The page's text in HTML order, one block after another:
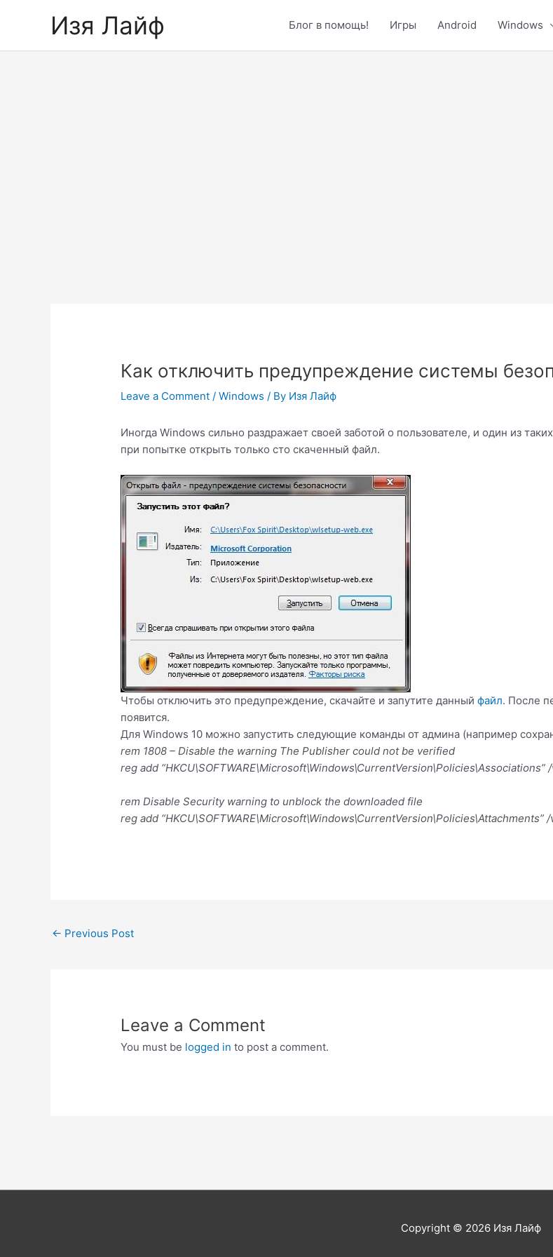
Изя Лайф Блог в помощь! Игры Android Windows
Как отключить предупреждение системы
Leave a Comment /Windows / By Изя Лайф
Иногда Windows сильно раздражает своей заботой о пользователе, и один из
при попытке открыть только сто скаченный файл.
Чтобы отключить это предупреждение, скачайте и запутите данныйфайл. После
появится.
Для Windows 10 можно запустить следующие команды от админа (например
rem 1808 – Disable the warning The Publisher could not be verified
reg add “HKCU\SOFTWARE\Microsoft\Windows\CurrentVersion\Policies\Associations”
rem Disable Security warning to unblock the downloaded file
reg add “HKCU\SOFTWARE\Microsoft\Windows\CurrentVersion\Policies\Attachments” /
Post
← Previous Post
Leave a Comment
You must be logged in to post a comment.
Copyright © 2026 Изя Лайф